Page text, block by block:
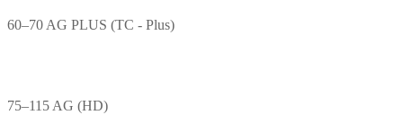
60–70 AG PLUS (TC - Plus)
75–115 AG (HD)